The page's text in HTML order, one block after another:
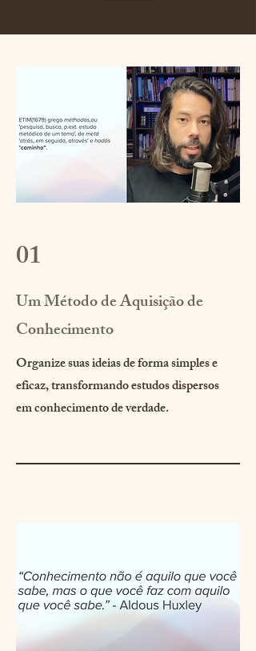
01
Um Método de Aquisição de
Conhecimento
Organize suas ideias de forma simples e
eficaz, transformando estudos dispersos
em conhecimento de verdade.